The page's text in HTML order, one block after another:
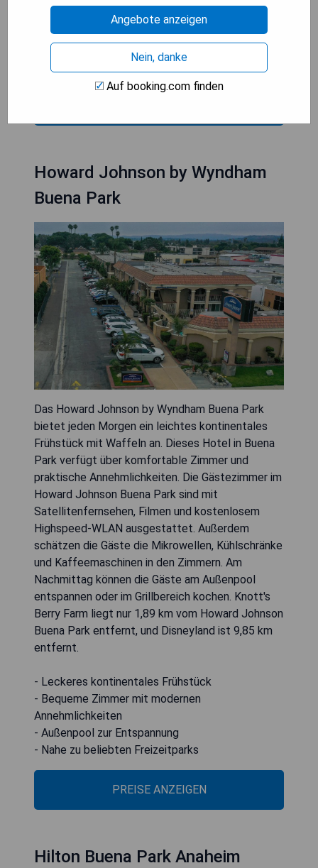
- Kostenloses WLAN
- Mini-Kühlschrank im Zimmer
- 24-Stunden-Rezeption
- Außenpool
Howard Johnson by Wyndham
Buena Park
Das Howard Johnson by Wyndham Buena Park
bietet jeden Morgen ein leichtes kontinentales
Frühstück mit Waffeln an. Dieses Hotel in Buena
Park verfügt über komfortable Zimmer und
praktische Annehmlichkeiten. Die Gästezimmer im
Howard Johnson Buena Park sind mit
Satellitenfernsehen, Filmen und kostenlosem
Highspeed-WLAN ausgestattet. Außerdem
schätzen die Gäste die Mikrowellen, Kühlschränke
und Kaffeemaschinen in den Zimmern. Am
Nachmittag können die Gäste am Außenpool
entspannen oder im Grillbereich kochen. Knott's
Berry Farm liegt nur 1,89 km vom Howard Johnson
Buena Park entfernt, und Disneyland ist 9,85 km
entfernt.
- Leckeres kontinentales Frühstück
- Bequeme Zimmer mit modernen
Annehmlichkeiten
- Außenpool zur Entspannung
- Nahe zu beliebten Freizeitparks
PREISE ANZEIGEN
Hilton Buena Park Anaheim
Angebote anzeigen
Nein, danke
Auf booking.com finden